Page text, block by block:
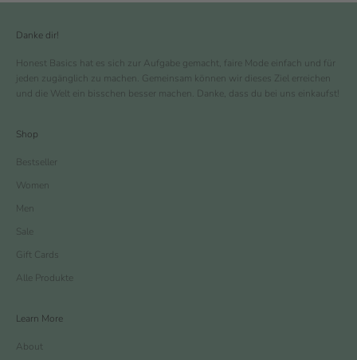
Danke dir!
Honest Basics hat es sich zur Aufgabe gemacht, faire Mode einfach und für
jeden zugänglich zu machen. Gemeinsam können wir dieses Ziel erreichen
und die Welt ein bisschen besser machen. Danke, dass du bei uns einkaufst!
Shop
Bestseller
Women
Men
Sale
Gift Cards
Alle Produkte
Learn More
About